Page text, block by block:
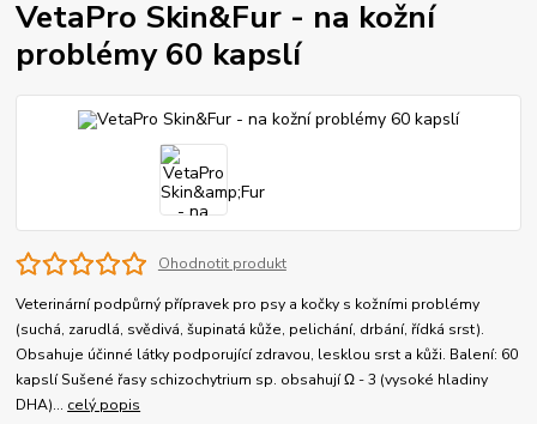
VetaPro Skin&Fur - na kožní
problémy 60 kapslí
Ohodnotit produkt
Veterinární podpůrný přípravek pro psy a kočky s kožními problémy
(suchá, zarudlá, svědivá, šupinatá kůže, pelichání, drbání, řídká srst).
Obsahuje účinné látky podporující zdravou, lesklou srst a kůži. Balení: 60
kapslí Sušené řasy schizochytrium sp. obsahují Ω - 3 (vysoké hladiny
DHA)... celý popis